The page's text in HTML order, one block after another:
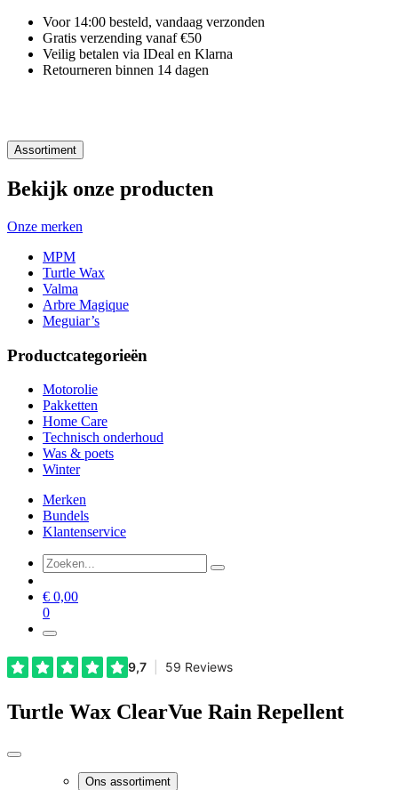
Voor 14:00 besteld, vandaag verzonden
Gratis verzending vanaf €50
Veilig betalen via IDeal en Klarna
Retourneren binnen 14 dagen
Assortiment
Bekijk onze producten
Onze merken
MPM
Turtle Wax
Valma
Arbre Magique
Meguiar’s
Productcategorieën
Motorolie
Pakketten
Home Care
Technisch onderhoud
Was & poets
Winter
Merken
Bundels
Klantenservice
€ 0,00
0
Turtle Wax ClearVue Rain Repellent
Ons assortiment